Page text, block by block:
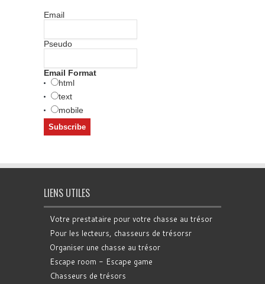
Email
Pseudo
Email Format
html
text
mobile
LIENS UTILES
Votre prestataire pour votre chasse au trésor
Pour les lecteurs, chasseurs de trésorsr
Organiser une chasse au trésor
Escape room - Escape game
Chasseurs de trésors